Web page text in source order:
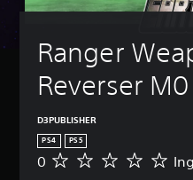
Ranger
Reverser M0
D3PUBLISHER
PS4 PS5
I0